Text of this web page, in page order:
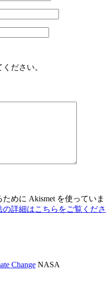
ださい。
めに Akismet を使っていま
詳細はこちらをご覧くださ
ChangeNASA